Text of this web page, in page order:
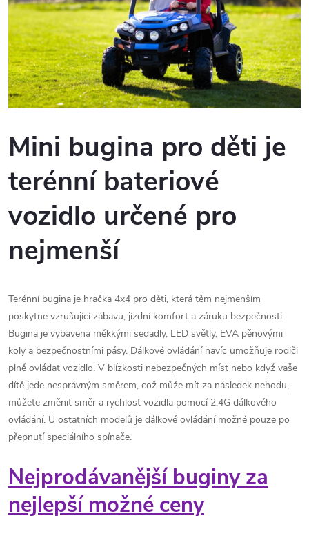
Mini bugina pro děti je
terénní bateriové
vozidlo určené pro
nejmenší
Terénní bugina je hračka 4x4 pro děti, která těm nejmenším
poskytne vzrušující zábavu, jízdní komfort a záruku bezpečnosti.
Bugina je vybavena měkkými sedadly, LED světly, EVA pěnovými
koly a bezpečnostními pásy. Dálkové ovládání navíc umožňuje rodiči
plně ovládat vozidlo. V blízkosti nebezpečných míst nebo když vaše
dítě jede nesprávným směrem, což může mít za následek nehodu,
můžete změnit směr a rychlost vozidla pomocí 2,4G dálkového
ovládání. U ostatních modelů je dálkové ovládání možné pouze po
přepnutí speciálního spínače.
Nejprodávanější buginy za
nejlepší možné ceny